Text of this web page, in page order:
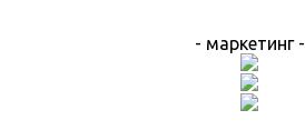
- маркетинг -